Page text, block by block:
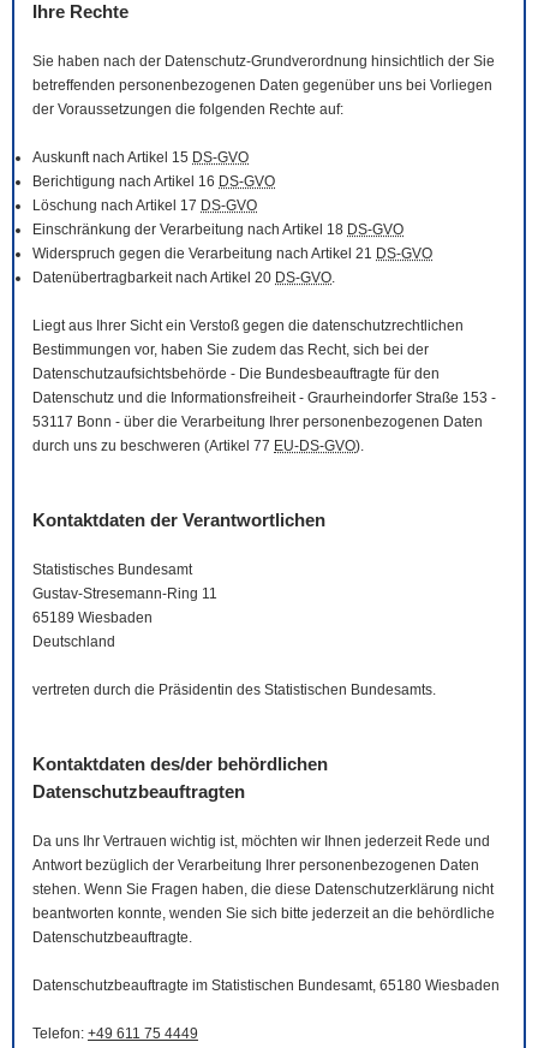
Ihre Rechte
Sie haben nach der Datenschutz-Grundverordnung hinsichtlich der Sie
betreffenden personenbezogenen Daten gegenüber uns bei Vorliegen
der Voraussetzungen die folgenden Rechte auf:
Auskunft nach Artikel 15 DS-GVO
Berichtigung nach Artikel 16 DS-GVO
Löschung nach Artikel 17 DS-GVO
Einschränkung der Verarbeitung nach Artikel 18 DS-GVO
Widerspruch gegen die Verarbeitung nach Artikel 21 DS-GVO
Datenübertragbarkeit nach Artikel 20 DS-GVO.
Liegt aus Ihrer Sicht ein Verstoß gegen die datenschutzrechtlichen
Bestimmungen vor, haben Sie zudem das Recht, sich bei der
Datenschutzaufsichtsbehörde - Die Bundesbeauftragte für den
Datenschutz und die Informationsfreiheit - Graurheindorfer Straße 153 -
53117 Bonn - über die Verarbeitung Ihrer personenbezogenen Daten
durch uns zu beschweren (Artikel 77 EU-DS-GVO).
Kontaktdaten der Verantwortlichen
Statistisches Bundesamt
Gustav-Stresemann-Ring 11
65189 Wiesbaden
Deutschland
vertreten durch die Präsidentin des Statistischen Bundesamts.
Kontaktdaten des/der behördlichen
Datenschutzbeauftragten
Da uns Ihr Vertrauen wichtig ist, möchten wir Ihnen jederzeit Rede und
Antwort bezüglich der Verarbeitung Ihrer personenbezogenen Daten
stehen. Wenn Sie Fragen haben, die diese Datenschutzerklärung nicht
beantworten konnte, wenden Sie sich bitte jederzeit an die behördliche
Datenschutzbeauftragte.
Datenschutzbeauftragte im Statistischen Bundesamt, 65180 Wiesbaden
Telefon: +49 611 75 4449